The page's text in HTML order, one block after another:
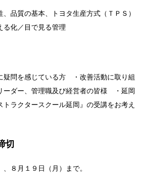
品質の基本、トヨタ生産方式（ＴＰＳ）
る化／目で見る管理
疑問を感じている方 ・改善活動に取り組
ーダー、管理職及び経営者の皆様 ・延岡
トラクタースクール延岡』の受講をお考え
切
８月１９日（月）まで。